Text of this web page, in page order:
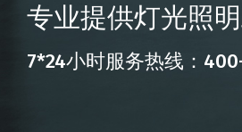
专业提供灯光照
7*24小时服务热线：